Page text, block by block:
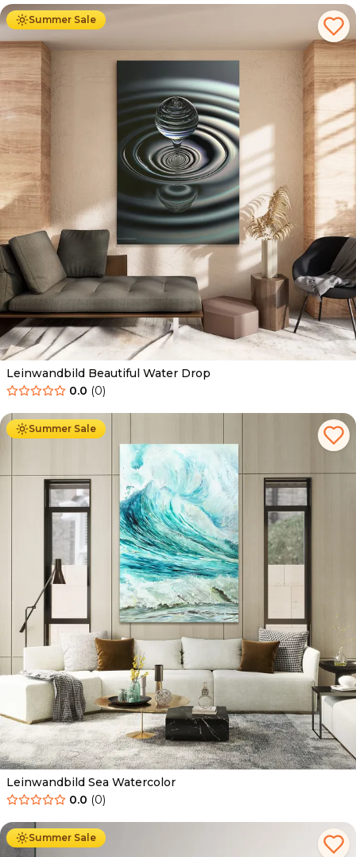
Summer Sale
Leinwandbild Beautiful Water Drop
0.0 (0)
Summer Sale
Ab 39.90 € 34.90
Leinwandbild Sea Watercolor
0.0 (0)
Summer Sale
Ab 39.90 € 34.90